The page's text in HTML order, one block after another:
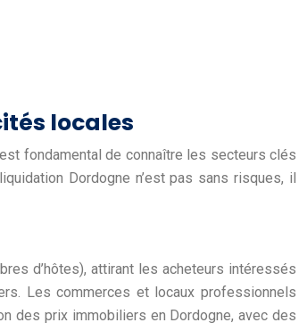
locales
fondamental de connaître les secteurs clés
Dordogne n’est pas sans risques, il
d’hôtes), attirant les acheteurs intéressés
Les commerces et locaux professionnels
des prix immobiliers en Dordogne, avec des